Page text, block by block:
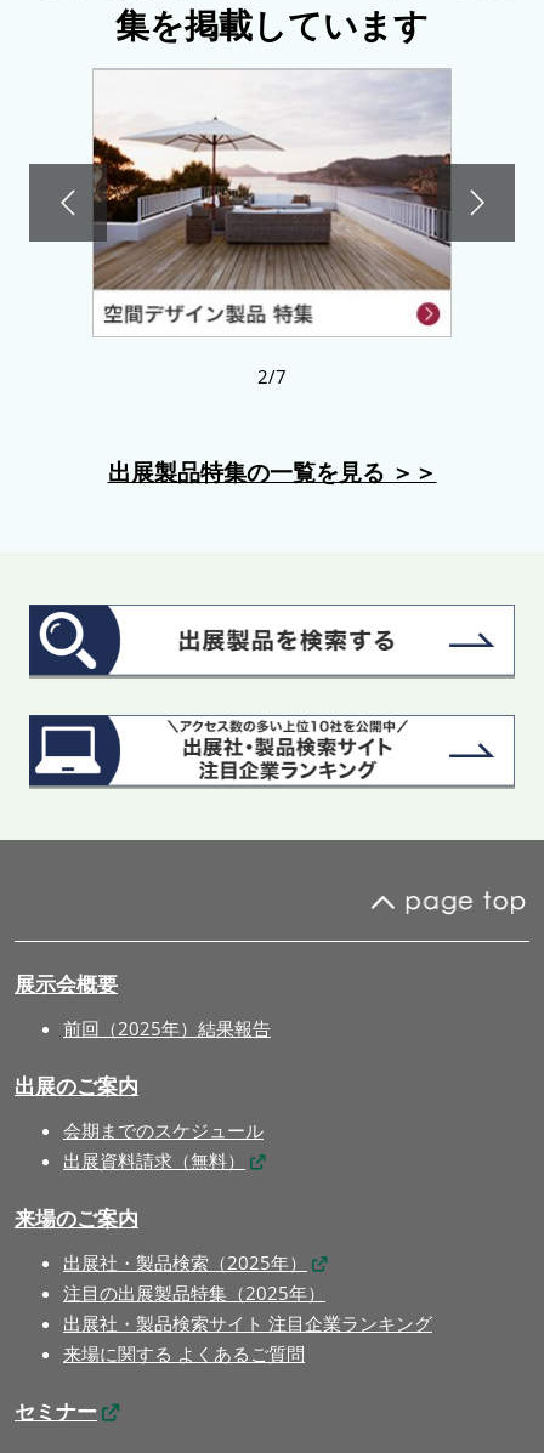
集を掲載しています
2/7
出展製品特集の一覧を見る ＞＞
展示会概要
前回（2025年）結果報告
出展のご案内
会期までのスケジュール
出展資料請求（無料）
来場のご案内
出展社・製品検索（2025年）
注目の出展製品特集（2025年）
出展社・製品検索サイト 注目企業ランキング
来場に関する よくあるご質問
セミナー